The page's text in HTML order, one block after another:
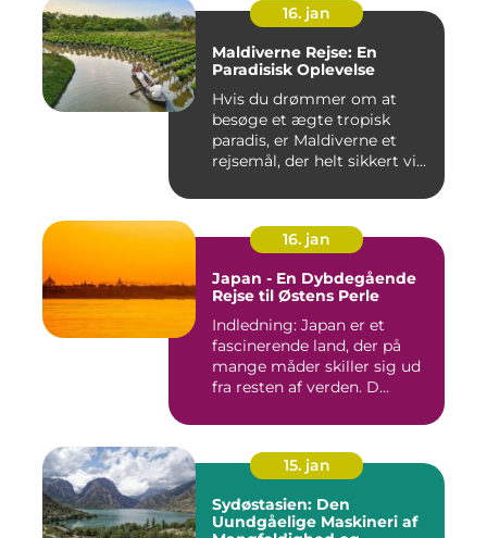
16. jan
Maldiverne Rejse: En
Paradisisk Oplevelse
Hvis du drømmer om at
besøge et ægte tropisk
paradis, er Maldiverne et
rejsemål, der helt sikkert vi...
16. jan
Japan - En Dybdegående
Rejse til Østens Perle
Indledning: Japan er et
fascinerende land, der på
mange måder skiller sig ud
fra resten af verden. D...
15. jan
Sydøstasien: Den
Uundgåelige Maskineri af